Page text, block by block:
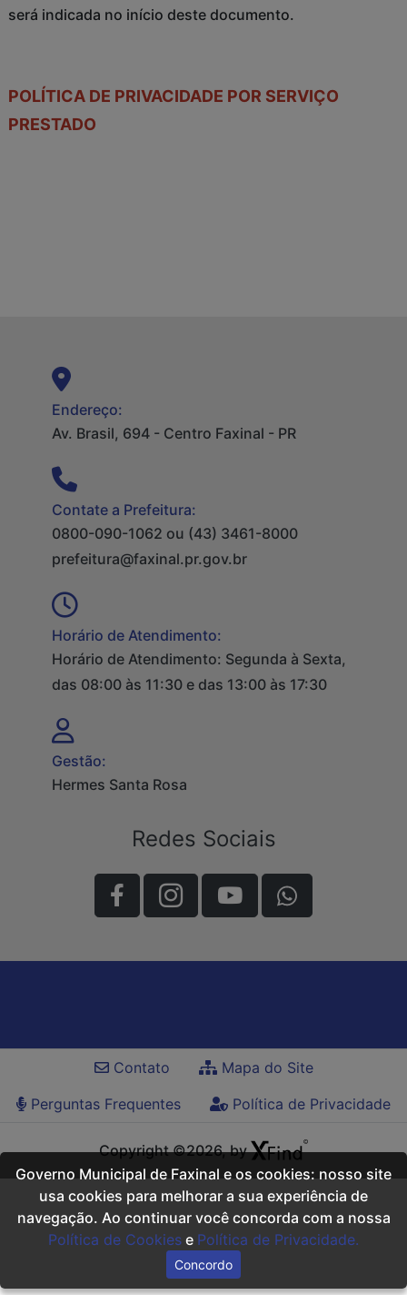
será indicada no início deste documento.
POLÍTICA DE PRIVACIDADE POR SERVIÇO
PRESTADO
Endereço:
Av. Brasil, 694 - Centro Faxinal - PR
Contate a Prefeitura:
0800-090-1062 ou (43) 3461-8000
prefeitura@faxinal.pr.gov.br
Horário de Atendimento:
Horário de Atendimento: Segunda à Sexta,
das 08:00 às 11:30 e das 13:00 às 17:30
Gestão:
Hermes Santa Rosa
Redes Sociais
Contato
Mapa do Site
Perguntas Frequentes
Política de Privacidade
Copyright ©2026, by
Governo Municipal de Faxinal e os cookies: nosso site
usa cookies para melhorar a sua experiência de
navegação. Ao continuar você concorda com a nossa
Política de Cookies e Política de Privacidade.
Concordo